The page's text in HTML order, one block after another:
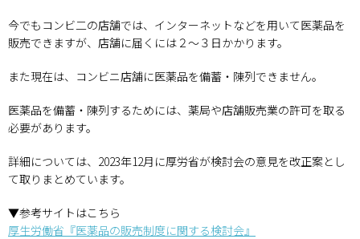
今でもコンビ二の店舗では、インターネットなどを用いて医薬品を
販売できますが、店舗に届くには２～３日かかります。
また現在は、コンビニ店舗に医薬品を備蓄・陳列できません。
医薬品を備蓄・陳列するためには、薬局や店舗販売業の許可を取る
必要があります。
詳細については、2023年12月に厚労省が検討会の意見を改正案とし
て取りまとめています。
▼参考サイトはこちら
厚生労働省『医薬品の販売制度に関する検討会』